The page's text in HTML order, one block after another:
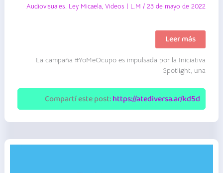
Audiovisuales, Ley Micaela,Videos | L.M /23 de mayo de 2022
Los
Ayudadores
Iniciativa
Spotlight
Argentina
|
Video
Leer más
La campaña #YoMeOcupo es impulsada por la Iniciativa
Spotlight, una
Compartí este post:https://atediversa.ar/kd5d